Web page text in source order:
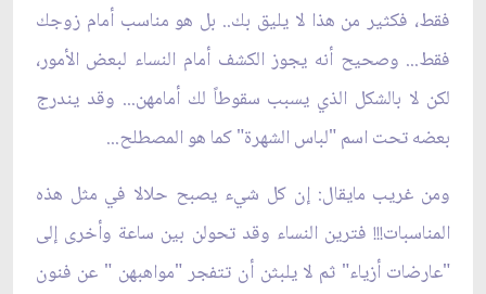
فقط، فكثير من هذا لا يليق بك.. بل هو مناسب أمام زوجك
فقط... وصحيح أنه يجوز الكشف أمام النساء لبعض الأمور،
لكن لا بالشكل الذي يسبب سقوطاً لك أمامهن... وقد يندرج
بعضه تحت اسم "لباس الشهرة" كما هو المصطلح...
ومن غريب مايقال: إن كل شيء يصبح حلالا في مثل هذه
المناسبات!!! فترين النساء وقد تحولن بين ساعة وأخرى إلى
"عارضات أزياء" ثم لا يلبثن أن تتفجر "مواهبهن " عن فنون